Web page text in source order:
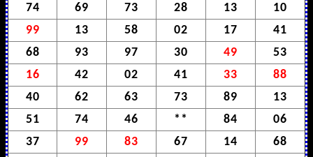
74
69 73 28 13
10
99
13 58 02 17
41
68
93 97 30 49
53
16
42 02 41 33
88
40
62 63 73 89
13
51
74 46 ** 84
06
37
99 83 67 14
68